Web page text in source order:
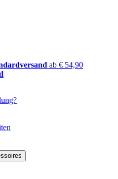
ab € 54,90